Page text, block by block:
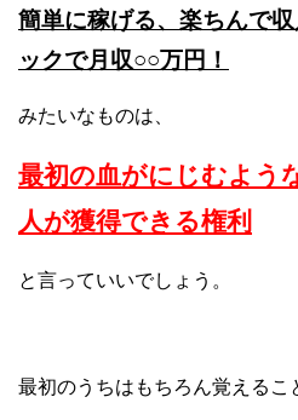
簡単に稼げる、楽ちんで
ックで月収○○万円！
みたいなものは、
最初の血がにじむよう
人が獲得できる権利
と言っていいでしょう。
最初のうちはもちろん覚えるこ